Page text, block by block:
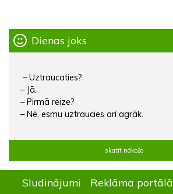
Dienas joks
– Uztraucaties?
– Jā.
– Pirmā reize?
– Nē, esmu uztraucies arī agrāk.
skatīt nākošo
Sludinājumi Reklāma portālā